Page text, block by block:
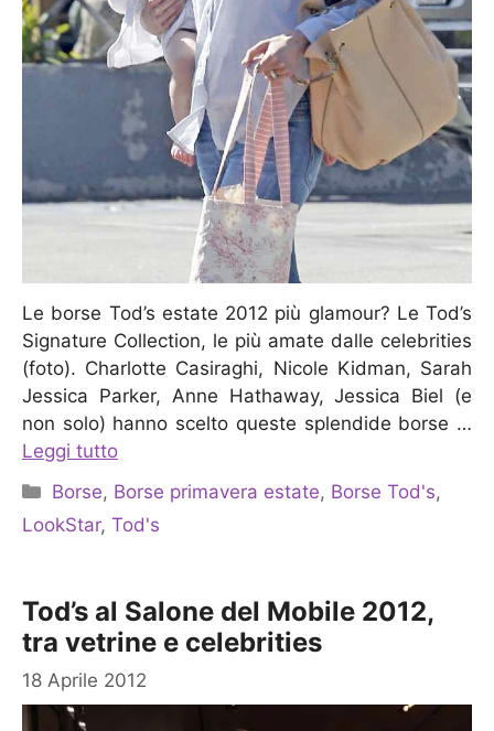
Le borse Tod’s estate 2012 più glamour? Le Tod’s
Signature Collection, le più amate dalle celebrities
(foto). Charlotte Casiraghi, Nicole Kidman, Sarah
Jessica Parker, Anne Hathaway, Jessica Biel (e
non solo) hanno scelto queste splendide borse …
Leggi tutto
Categorie
Borse, Borse primavera estate, Borse Tod's,
LookStar, Tod's
Tod’s al Salone del Mobile 2012,
tra vetrine e celebrities
18 Aprile 2012